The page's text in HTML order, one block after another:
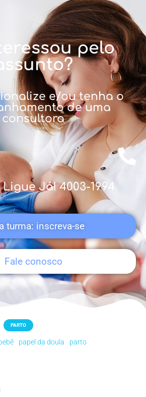
pelo
assunto?
e/ou tenha o
de uma
consultora
Já! 4003-1994
turma: inscreva-se
Fale conosco
PARTO
papel da doula
parto